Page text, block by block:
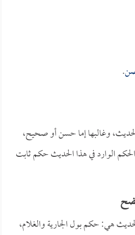
.
وغالبها إما حسن أو صحيح،
الوارد في هذا الحديث حكم ثابت
هي: حكم بول الجارية والغلام،